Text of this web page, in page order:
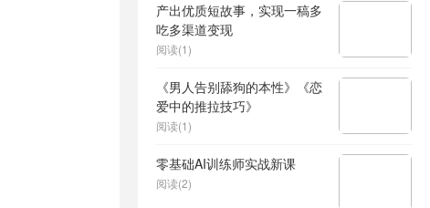
产出优质短故事，实现一稿多
吃多渠道变现
阅读(1)
《男人告别舔狗的本性》《恋
爱中的推拉技巧》
阅读(1)
零基础AI训练师实战新课
阅读(2)